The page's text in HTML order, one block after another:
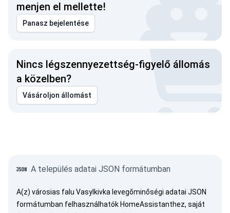
menjen el mellette!
Panasz bejelentése
Nincs légszennyezettség-figyelő állomás
a közelben?
Vásároljon állomást
A település adatai JSON formátumban
A(z) városias falu Vasylkivka levegőminőségi adatai JSON
formátumban felhasználhatók HomeAssistanthez, saját